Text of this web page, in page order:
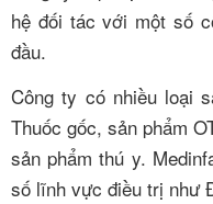
hệ đối tác với một số
đầu.
Công ty có nhiều loại
Thuốc gốc, sản phẩm
sản phẩm thú y.
số lĩnh vực điều trị như